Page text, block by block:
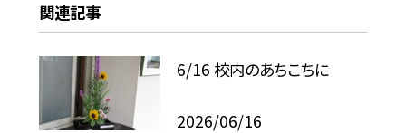
関連記事
6/16 校内のあちこちに
2026/06/16